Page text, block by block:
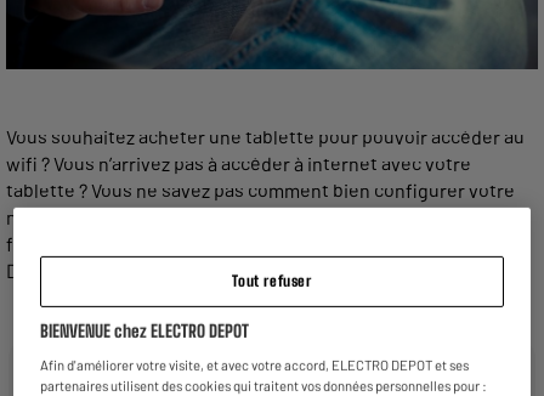
Vous souhaitez acheter une tablette pour pouvoir accéder au
wifi ? Vous n’arrivez pas à accéder à internet avec votre
tablette ? Vous ne savez pas comment bien configurer votre
nouvelle tablette pour aller sur le web ? Découvrez comment
faire en quelques lignes dans ce nouveau guide ELECTRO
DEPOT.
Le wifi, c’est quoi ?
Tout refuser
BIENVENUE chez ELECTRO DEPOT
Afin d'améliorer votre visite, et avec votre accord, ELECTRO DEPOT et ses
partenaires utilisent des cookies qui traitent vos données personnelles pour :